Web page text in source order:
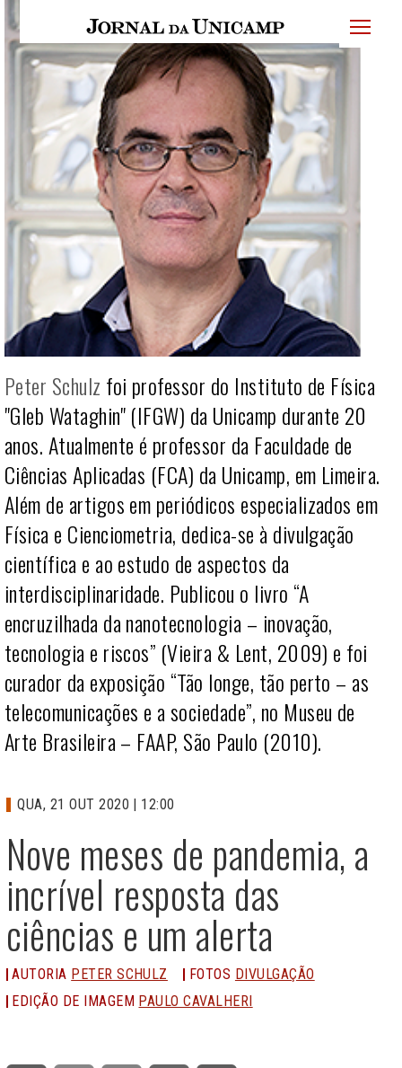
JU
menu
Peter Schulz foi professor do Instituto de Física
"Gleb Wataghin"(IFGW) da Unicamp durante 20
anos. Atualmente é professor da Faculdade de
Ciências Aplicadas (FCA) da Unicamp, em Limeira.
Além de artigos em periódicos especializados em
Física e Cienciometria, dedica-se à divulgação
científica e ao estudo de aspectos da
interdisciplinaridade. Publicou o livro “A
encruzilhada da nanotecnologia – inovação,
tecnologia e riscos” (Vieira & Lent, 2009) e foi
curador da exposição “Tão longe, tão perto – as
telecomunicações e a sociedade”, no Museu de
Arte Brasileira – FAAP, São Paulo (2010).
Nove meses de pandemia, a
incrível resposta das
ciências e um alerta
QUA, 21 OUT 2020 | 12:00
AUTORIA PETER SCHULZ FOTOS DIVULGAÇÃO
EDIÇÃO DE IMAGEM PAULO CAVALHERI